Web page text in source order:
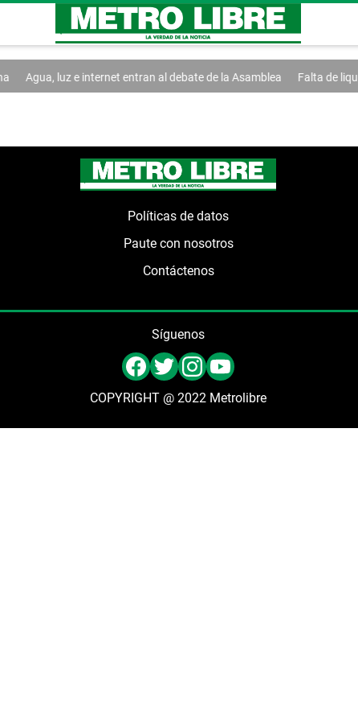
Agua, luz e internet entran al debate de la Asamblea Falta de
Políticas de datos
Paute con nosotros
Contáctenos
Síguenos
COPYRIGHT @ 2022 Metrolibre